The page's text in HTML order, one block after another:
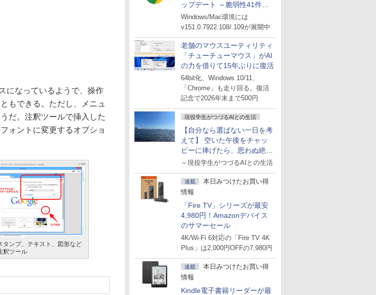
ップデート ～脆弱性41件に
対処
Windows/Mac環境には
v151.0.7922.108/.109が展開中
老舗のマウスユーティリティ
「チューチューマウス」がAI
の力を借りて15年ぶりに復活
64bit化、Windows 10/11、
「Chrome」も走り回る。復活
記念で2026年末まで500円
現役学生がつづるAIとの生活
【自分なら選ばない一日を考
えて】 空いた午後をチャッ
ピーに捧げたら、思わぬ絶景
に出会った話
～現役学生がつづるAIとの生活
連載
本日みつけたお買い得
情報
「Fire TV」シリーズが最安
4,980円！Amazonデバイス
のサマーセール
4K/Wi-Fi 6対応の「Fire TV 4K
Plus」は2,000円OFFの7,980円
連載
本日みつけたお買い得
情報
Kindle電子書籍リーダーが最
になっているようで、操作
もできる。ただし、メニュ
だ。注釈ツールで挿入した
ォントに変更するオプショ
タンプ、テキスト、図形など
釈ツール